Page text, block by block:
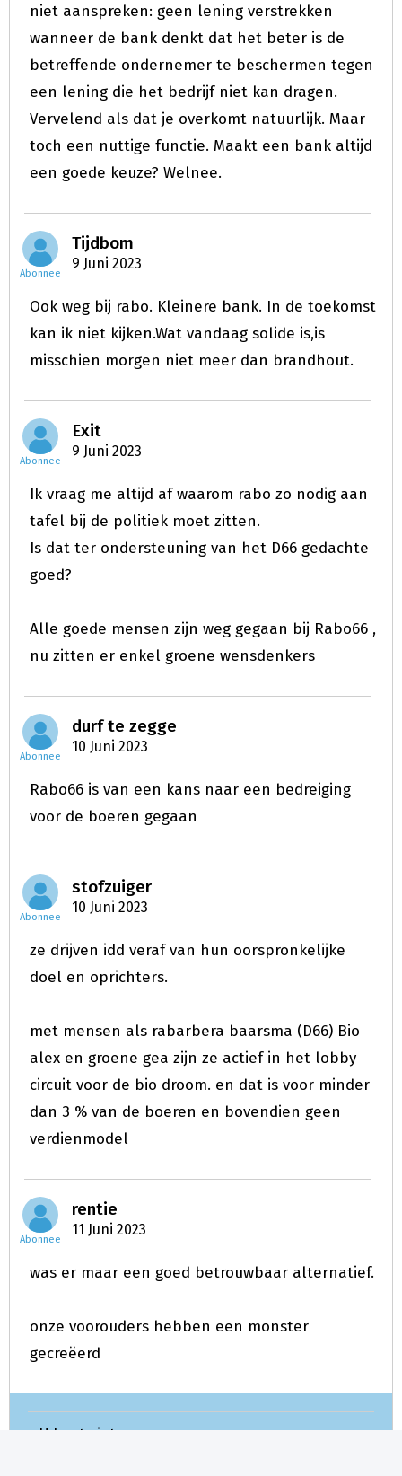
niet aanspreken: geen lening verstrekken
wanneer de bank denkt dat het beter is de
betreffende ondernemer te beschermen tegen
een lening die het bedrijf niet kan dragen.
Vervelend als dat je overkomt natuurlijk. Maar
toch een nuttige functie. Maakt een bank altijd
een goede keuze? Welnee.
Abonnee
Tijdbom
9 Juni 2023
Ook weg bij rabo. Kleinere bank. In de toekomst
kan ik niet kijken.Wat vandaag solide is,is
misschien morgen niet meer dan brandhout.
Abonnee
Exit
9 Juni 2023
Ik vraag me altijd af waarom rabo zo nodig aan
tafel bij de politiek moet zitten.
Is dat ter ondersteuning van het D66 gedachte
goed?
Alle goede mensen zijn weg gegaan bij Rabo66 ,
nu zitten er enkel groene wensdenkers
Abonnee
durf te zegge
10 Juni 2023
Rabo66 is van een kans naar een bedreiging
voor de boeren gegaan
Abonnee
stofzuiger
10 Juni 2023
ze drijven idd veraf van hun oorspronkelijke
doel en oprichters.
met mensen als rabarbera baarsma (D66) Bio
alex en groene gea zijn ze actief in het lobby
circuit voor de bio droom. en dat is voor minder
dan 3 % van de boeren en bovendien geen
verdienmodel
Abonnee
rentie
11 Juni 2023
was er maar een goed betrouwbaar alternatief.
onze voorouders hebben een monster
gecreëerd
U kunt niet meer reageren.